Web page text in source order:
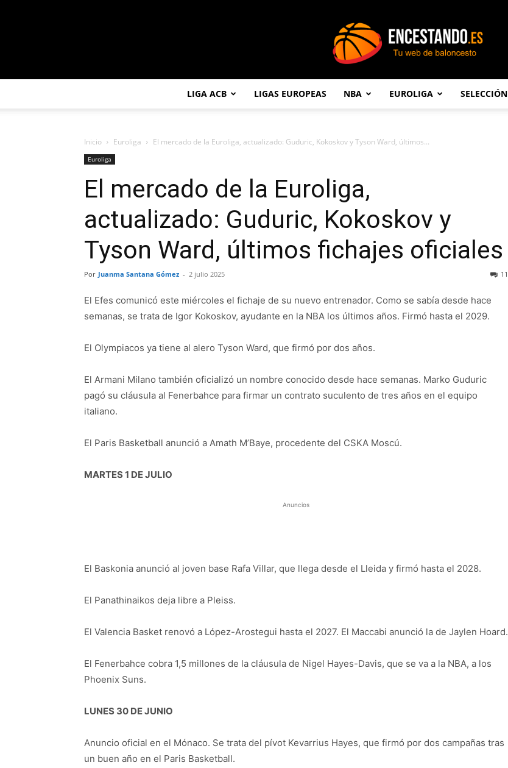
LIGA ACB LIGAS EUROPEAS NBA EUROLIGA SELECCIÓN
Inicio Euroliga El mercado de la Euroliga, actualizado: Guduric, Kokoskov y Tyson Ward, últimos...
Euroliga
El mercado de la Euroliga,
actualizado: Guduric, Kokoskov y
Tyson Ward, últimos fichajes oficiales
Por Juanma Santana Gómez - 2 julio 2025 11
El Efes comunicó este miércoles el fichaje de su nuevo entrenador. Como se sabía desde hace
semanas, se trata de Igor Kokoskov, ayudante en la NBA los últimos años. Firmó hasta el 2029.
El Olympiacos ya tiene al alero Tyson Ward, que firmó por dos años.
El Armani Milano también oficializó un nombre conocido desde hace semanas. Marko Guduric
pagó su cláusula al Fenerbahce para firmar un contrato suculento de tres años en el equipo
italiano.
El Paris Basketball anunció a Amath M’Baye, procedente del CSKA Moscú.
MARTES 1 DE JULIO
Anuncios
El Baskonia anunció al joven base Rafa Villar, que llega desde el Lleida y firmó hasta el 2028.
El Panathinaikos deja libre a Pleiss.
El Valencia Basket renovó a López-Arostegui hasta el 2027. El Maccabi anunció la de Jaylen Hoard.
El Fenerbahce cobra 1,5 millones de la cláusula de Nigel Hayes-Davis, que se va a la NBA, a los
Phoenix Suns.
LUNES 30 DE JUNIO
Anuncio oficial en el Mónaco. Se trata del pívot Kevarrius Hayes, que firmó por dos campañas tras
un buen año en el Paris Basketball.